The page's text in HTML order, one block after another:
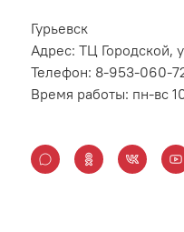
Гурьевск
Адрес: ТЦ
Телефон: 8-953-060-
Время работы: пн-вс